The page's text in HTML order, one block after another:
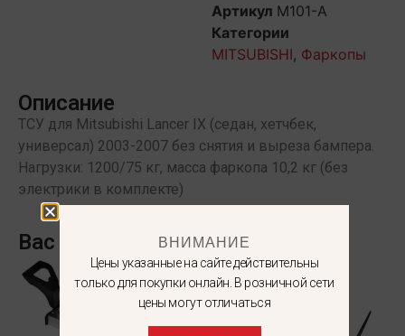
Артикул M101-A
Категории
MITSUBISHI, Фаркопы
Описание
ТСУ для Mitsubishi Lancer IX (седан, хетчбек,
универсал) 2003-2007 без снятия и выреза бампера.
Нагрузки: 1200/75 кг, масса фаркопа 10,2 кг (без
электрики в комплекте)
Вас может заинтересовать
ВНИМАНИЕ
Цены указанные на сайте действительны
только для покупки онлайн. В розничной сети
цены могут отличаться